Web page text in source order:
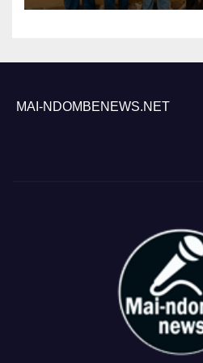
contre le
MAI-NDOMBENEWS.NET